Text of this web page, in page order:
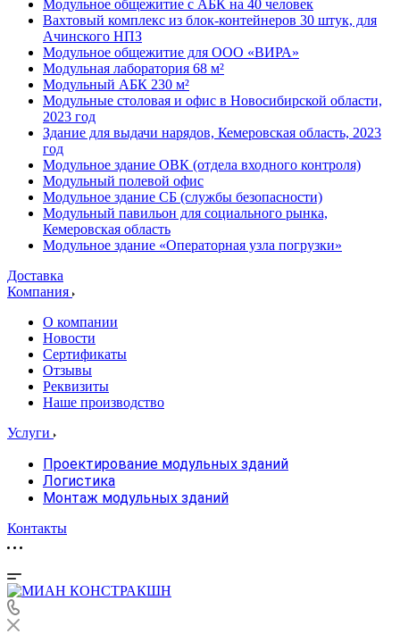
Модульное общежитие с АБК на 40 человек
Вахтовый комплекс из блок-контейнеров 30 штук, для
Ачинского НПЗ
Модульное общежитие для ООО «ВИРА»
Модульная лаборатория 68 м²
Модульный АБК 230 м²
Модульные столовая и офис в Новосибирской области,
2023 год
Здание для выдачи нарядов, Кемеровская область, 2023
год
Модульное здание ОВК (отдела входного контроля)
Модульный полевой офис
Модульное здание СБ (службы безопасности)
Модульный павильон для социального рынка,
Кемеровская область
Модульное здание «Операторная узла погрузки»
Доставка
Компания
О компании
Новости
Сертификаты
Отзывы
Реквизиты
Наше производство
Услуги
Проектирование модульных зданий
Логистика
Монтаж модульных зданий
Контакты